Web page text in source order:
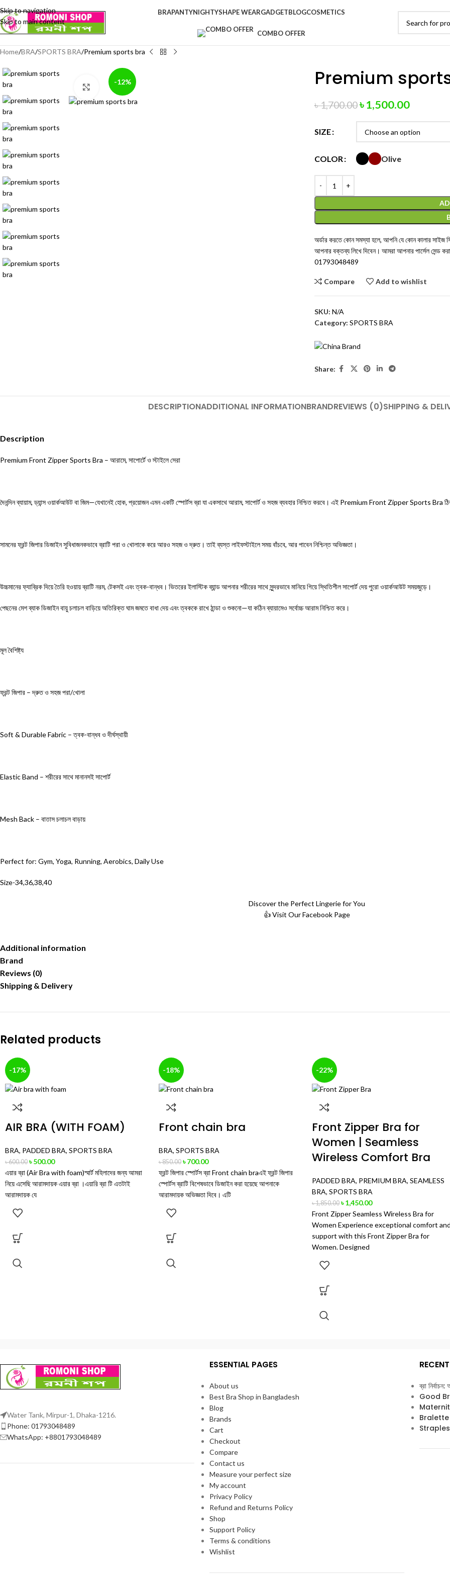
Skip to navigation
Skip to main content
BRAPANTYNIGHTYSHAPE WEARGADGETBLOGCOSMETICS
COMBO OFFER
Home BRA SPORTS BRA Premium sports bra
-12%
Click to enlarge Premium
৳1,700.00৳1,500.00
SIZE
COLOR Olive
অর্ডার করতে কোন সমস্যা হলে, আপনি যে কোন কালার সাইজ
আপনার বক্তব্য লিখে দিবেন। আমরা আপনার পার্সেল সেন্ড
01793048489
Compare Add to wishlist
SKU: N/A
Category: SPORTS BRA
Share:
DESCRIPTIONADDITIONAL INFORMATIONBRANDREVIEWS (0)SHIPPING &
Description
Premium Front Zipper Sports Bra – আরামে, সাপোর্টে ও স্টাইলে সেরা
দৈনন্দিন ব্যায়াম, ড্যান্স ওয়ার্কআউট বা জিম—যেখানেই হোক, প্রয়োজন এমন একটি স্পোর্টস ব্রা যা একসাথে আরাম, সাপোর্ট ও সহজব্যবহারনিশ্চিতকরবে। এই Premium Front Zipper Sports Bra
সামনের ফ্রন্ট জিপার ডিজাইন সুবিধাজনকভাবেব্রাটিপরা ও খোলাকে করে আরও সহজ ও দ্রুত। তাই ব্যস্ত লাইফস্টাইলে সময় বাঁচবে, আর পাবেন নিশ্চিন্ত অভিজ্ঞতা।
উচ্চমানের ফ্যাব্রিক দিয়ে তৈরি হওয়ায় ব্রাটি নরম, টেকসই এবং ত্বক-বান্ধব। ভিতরের ইলাস্টিক ব্যান্ড আপনার শরীরের সাথে সুন্দরভাবেমানিয়েগিয়ে স্থিতিশীল সাপোর্ট দেয় পুরো ওয়ার্কআউট সময়জুড়ে।
পেছনের মেশ ব্যাক ডিজাইন বায়ু চলাচল বাড়িয়ে অতিরিক্ত ঘাম জমতে বাধা দেয় এবং ত্বককে রাখে ঠান্ডা ও শুকনো—যা কঠিন ব্যায়ামেও সর্বোচ্চ আরাম নিশ্চিত করে।
মূল বৈশিষ্ট্য
ফ্রন্ট জিপার – দ্রুত ও সহজপরা/খোলা
Soft & Durable Fabric – ত্বক-বান্ধব ও দীর্ঘস্থায়ী
Elastic Band – শরীরের সাথে মানানসই সাপোর্ট
Mesh Back – বাতাস চলাচল বাড়ায়
Perfect for: Gym, Yoga, Running, Aerobics, Daily Use
Size-34,36,38,40
Discover the Perfect Lingerie for You
👍 Visit Our Facebook Page
Additional information
Brand
Reviews (0)
Shipping & Delivery
Related products
-17%
AIR BRA (WITH FOAM)
BRA, PADDED BRA, SPORTS BRA
৳600.00 ৳500.00
এয়ার ব্রা (Air Bra with foam)স্মার্ট মহিলাদের জন্য আমরা
নিয়ে এসেছি আরামদায়ক এয়ার ব্রা ।এয়ারি ব্রা টি এতটাই
আরামদায়ক যে
-18%
Front chain bra
BRA, SPORTS BRA
৳850.00 ৳700.00
ফ্রন্ট জিপার স্পোর্টস ব্রা Front chain braএই ফ্রন্ট জিপার
স্পোর্টস ব্রাটি বিশেষভাবে ডিজাইন করা হয়েছে আপনাকে
আরামদায়ক অভিজ্ঞতা দিবে। এটি
-22%
Front Zipper Bra for
Women | Seamless
Wireless Comfort Bra
PADDED BRA, PREMIUM BRA, SEAMLESS
BRA, SPORTS BRA
৳1,850.00 ৳1,450.00
Front Zipper Seamless Wireless Bra for
Women Experience exceptional comfort
support with this Front Zipper Bra for
Women. Designed
Water Tank, Mirpur-1, Dhaka-1216.
Phone: 01793048489
WhatsApp: +8801793048489
ESSENTIAL PAGES
About us
Best Bra Shop in Bangladesh
Blog
Brands
Cart
Checkout
Compare
Contact us
Measure your perfect size
My account
Privacy Policy
Refund and Returns Policy
Shop
Support Policy
Terms & conditions
Wishlist
ব্রা
Good Bra
Maternity
Bralette
Strapless